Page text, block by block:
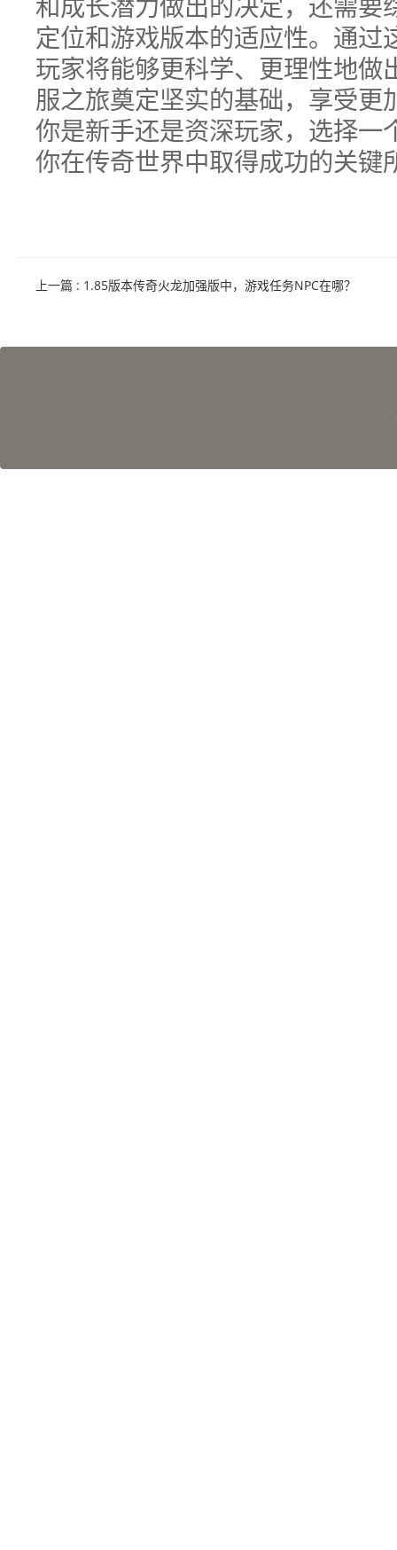
定位和游戏版本的适应性。通过
玩家将能够更科学、更理性地做
服之旅奠定坚实的基础，享受更
你是新手还是资深玩家，选择一
你在传奇世界中取得成功的关键
上一篇 : 1.85版本传奇火龙加强版中，游戏任务NPC在哪？